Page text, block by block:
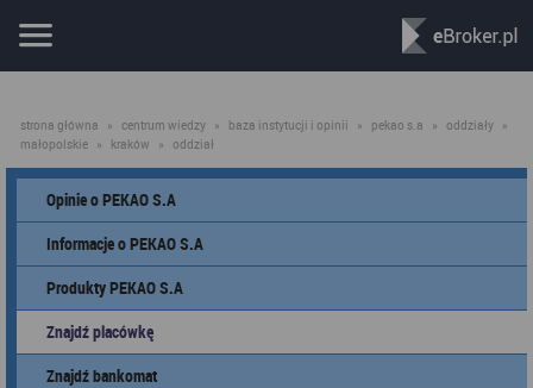
strona główna » centrum wiedzy » baza instytucji i opinii » pekao s.a » oddziały »
małopolskie » kraków » oddział
Opinie o PEKAO S.A
Informacje o PEKAO S.A
Produkty PEKAO S.A
Znajdź placówkę
Znajdź bankomat